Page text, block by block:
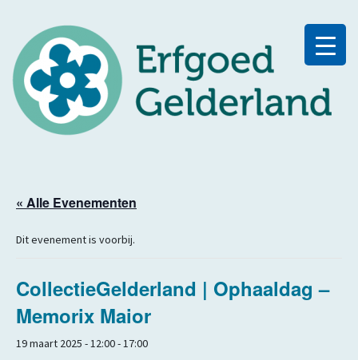
« Alle Evenementen
Dit evenement is voorbij.
CollectieGelderland | Ophaaldag –
Memorix Maior
19 maart 2025 - 12:00-17:00